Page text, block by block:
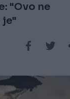
"Ovo ne
je"